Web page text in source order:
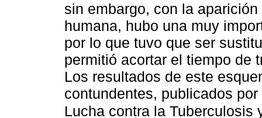
sin embargo, con la
humana, hubo una muy
por lo que tuvo que ser
permitió acortar el tiempo de
Los resultados de este
contundentes, publicados
Lucha contra la Tuberculosis